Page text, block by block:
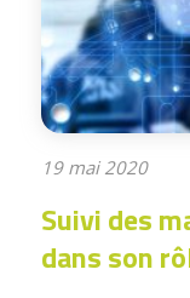
19 mai 2020
Suivi des
dans son